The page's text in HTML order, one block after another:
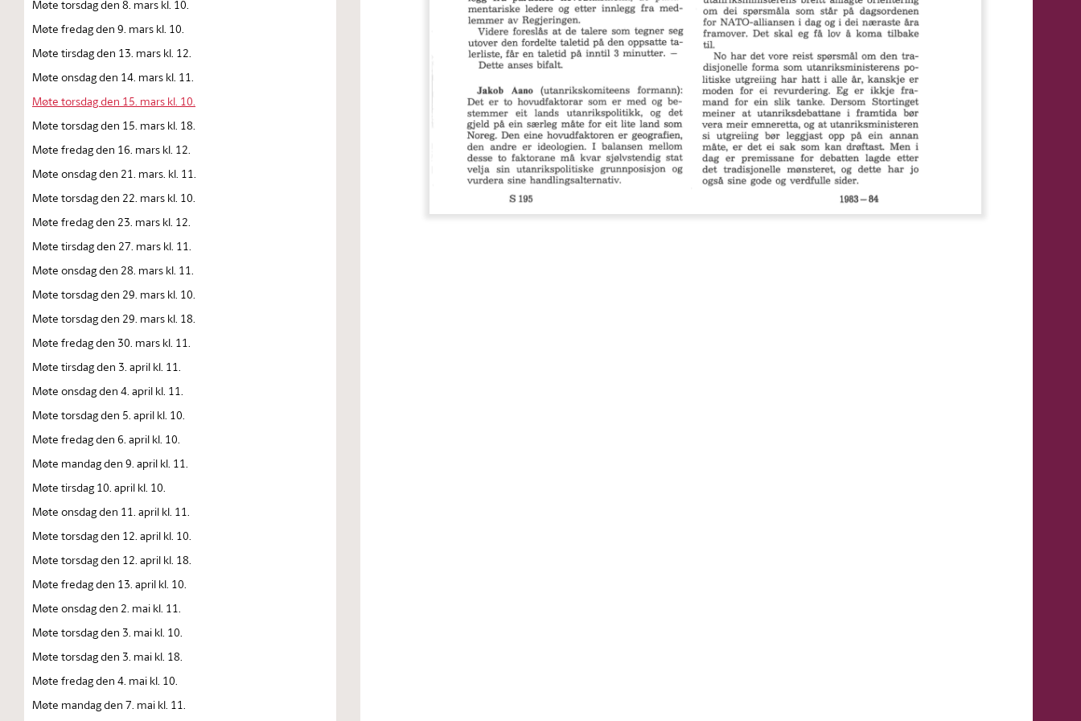
Møte torsdag den 8. mars kl. 10.
Møte fredag den 9. mars kl. 10.
Møte tirsdag den 13. mars kl. 12.
Møte onsdag den 14. mars kl. 11.
Møte torsdag den 15. mars kl. 10.
Møte torsdag den 15. mars kl. 18.
Møte fredag den 16. mars kl. 12.
Møte onsdag den 21. mars. kl. 11.
Møte torsdag den 22. mars kl. 10.
Møte fredag den 23. mars kl. 12.
Møte tirsdag den 27. mars kl. 11.
Møte onsdag den 28. mars kl. 11.
Møte torsdag den 29. mars kl. 10.
Møte torsdag den 29. mars kl. 18.
Møte fredag den 30. mars kl. 11.
Møte tirsdag den 3. april kl. 11.
Møte onsdag den 4. april kl. 11.
Møte torsdag den 5. april kl. 10.
Møte fredag den 6. april kl. 10.
Møte mandag den 9. april kl. 11.
Møte tirsdag 10. april kl. 10.
Møte onsdag den 11. april kl. 11.
Møte torsdag den 12. april kl. 10.
Møte torsdag den 12. april kl. 18.
Møte fredag den 13. april kl. 10.
Møte onsdag den 2. mai kl. 11.
Møte torsdag den 3. mai kl. 10.
Møte torsdag den 3. mai kl. 18.
Møte fredag den 4. mai kl. 10.
Møte mandag den 7. mai kl. 11.